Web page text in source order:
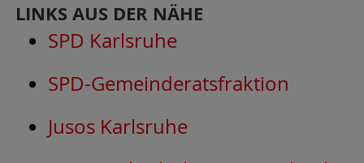
LINKS AUS DER NÄHE
SPD Karlsruhe
SPD-Gemeinderatsfraktion
Jusos Karlsruhe